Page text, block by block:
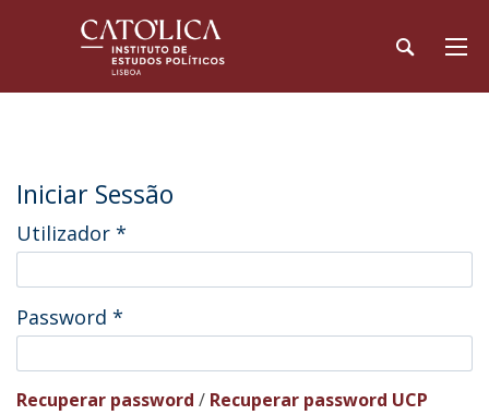
Iniciar Sessão
Utilizador *
Password *
Recuperar password / Recuperar password UCP